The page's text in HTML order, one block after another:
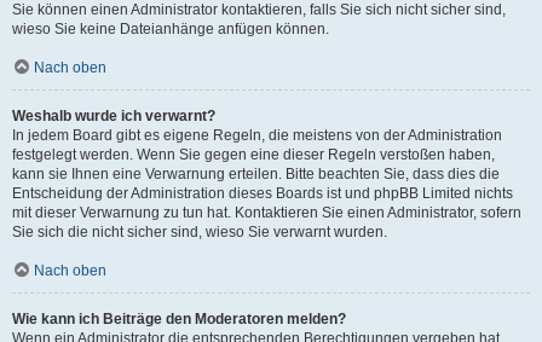
Sie können einen Administrator kontaktieren, falls Sie sich nicht sicher sind,
wieso Sie keine Dateianhänge anfügen können.
Nach oben
Weshalb wurde ich verwarnt?
In jedem Board gibt es eigene Regeln, die meistens von der Administration
festgelegt werden. Wenn Sie gegen eine dieser Regeln verstoßen haben,
kann sie Ihnen eine Verwarnung erteilen. Bitte beachten Sie, dass dies die
Entscheidung der Administration dieses Boards ist und phpBB Limited nichts
mit dieser Verwarnung zu tun hat. Kontaktieren Sie einen Administrator, sofern
Sie sich die nicht sicher sind, wieso Sie verwarnt wurden.
Nach oben
Wie kann ich Beiträge den Moderatoren melden?
Wenn ein Administrator die entsprechenden Berechtigungen vergeben hat,